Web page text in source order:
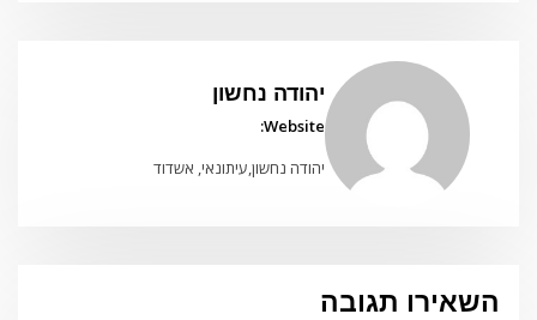
יהודה נחשון
Website:
יהודה נחשון,עיתונאי, אשדוד
השאירו תגובה